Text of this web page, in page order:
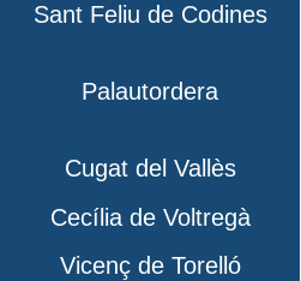
Sant Feliu de Codines
Palautordera
Cugat del Vallès
Cecília de Voltregà
Vicenç de Torelló